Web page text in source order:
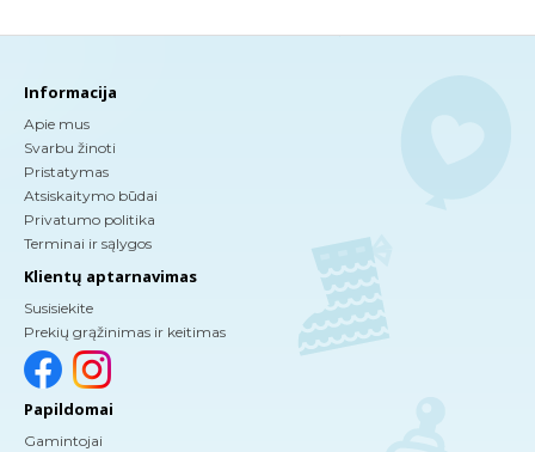
Informacija
Apie mus
Svarbu žinoti
Pristatymas
Atsiskaitymo būdai
Privatumo politika
Terminai ir sąlygos
Klientų aptarnavimas
Susisiekite
Prekių grąžinimas ir keitimas
Papildomai
Gamintojai